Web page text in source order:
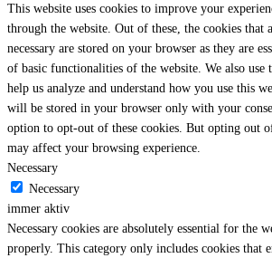
This website uses cookies to improve your
through the website. Out of these, the cookies that
necessary are stored on your browser as they are
of basic functionalities of the website. We also use
help us analyze and understand how you use this
will be stored in your browser only with your
option to opt-out of these cookies. But opting out
may affect your browsing experience.
Necessary
Necessary
immer aktiv
Necessary cookies are absolutely essential for the
properly. This category only includes cookies that